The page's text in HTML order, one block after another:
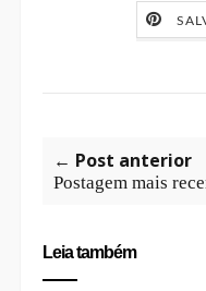
← Post anterior
Postagem mais
Leia também